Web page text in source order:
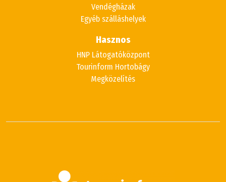
Vendégházak
Egyéb szálláshelyek
Hasznos
HNP Látogatóközpont
Tourinform Hortobágy
Megközelítés